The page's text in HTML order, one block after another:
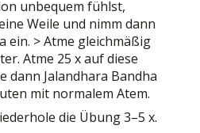
unbequem fühlst,
Weile und nimm dann
ein. > Atme gleichmäßig
Atme 25 x auf diese
dann Jalandhara Bandha
mit normalem Atem.
die Übung 3–5 x.